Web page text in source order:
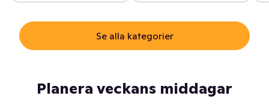
Se alla kategorier
Planera veckans middagar